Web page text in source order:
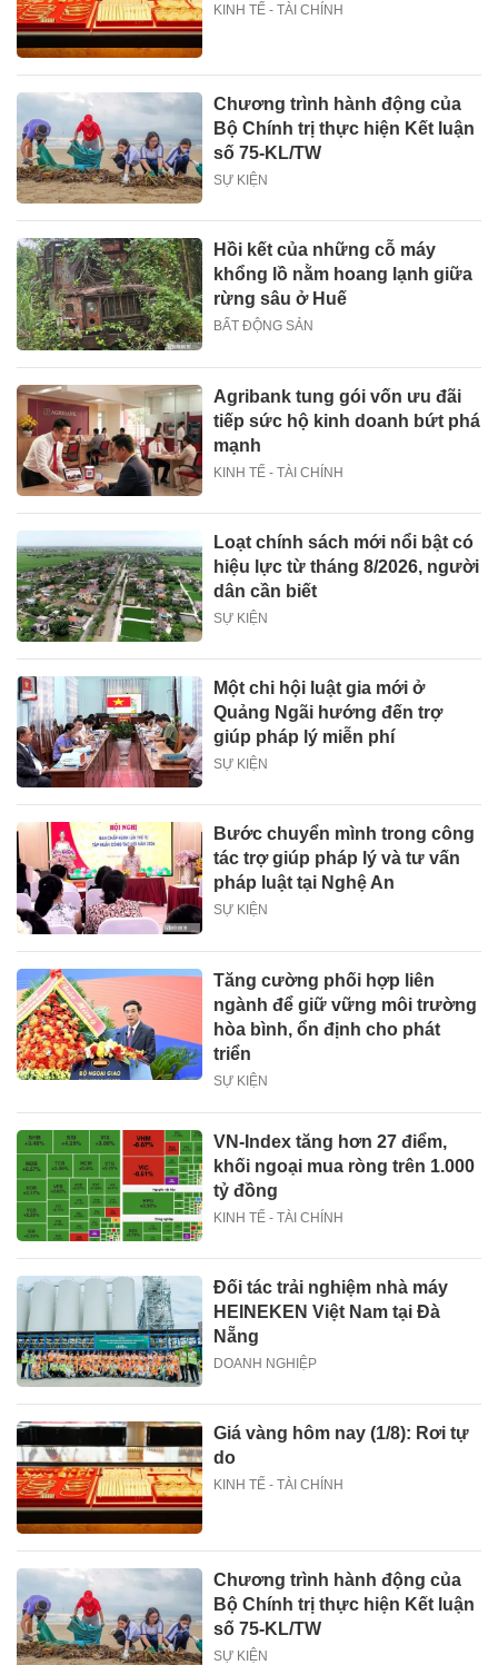
KINH TẾ - TÀI CHÍNH
Chương trình hành động của
Bộ Chính trị thực hiện Kết luận
số 75-KL/TW
SỰ KIỆN
Hồi kết của những cỗ máy
khổng lồ nằm hoang lạnh giữa
rừng sâu ở Huế
BẤT ĐỘNG SẢN
Agribank tung gói vốn ưu đãi
tiếp sức hộ kinh doanh bứt phá
mạnh
KINH TẾ - TÀI CHÍNH
Loạt chính sách mới nổi bật có
hiệu lực từ tháng 8/2026, người
dân cần biết
SỰ KIỆN
Một chi hội luật gia mới ở
Quảng Ngãi hướng đến trợ
giúp pháp lý miễn phí
SỰ KIỆN
Bước chuyển mình trong công
tác trợ giúp pháp lý và tư vấn
pháp luật tại Nghệ An
SỰ KIỆN
Tăng cường phối hợp liên
ngành để giữ vững môi trường
hòa bình, ổn định cho phát
triển
SỰ KIỆN
VN-Index tăng hơn 27 điểm,
khối ngoại mua ròng trên 1.000
tỷ đồng
KINH TẾ - TÀI CHÍNH
Đối tác trải nghiệm nhà máy
HEINEKEN Việt Nam tại Đà
Nẵng
DOANH NGHIỆP
Giá vàng hôm nay (1/8): Rơi tự
do
KINH TẾ - TÀI CHÍNH
Chương trình hành động của
Bộ Chính trị thực hiện Kết luận
số 75-KL/TW
SỰ KIỆN